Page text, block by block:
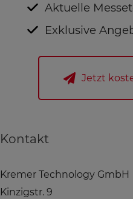
Aktuelle
Exklusive
Jetzt
Kontakt
Kremer Technology GmbH
Kinzigstr. 9